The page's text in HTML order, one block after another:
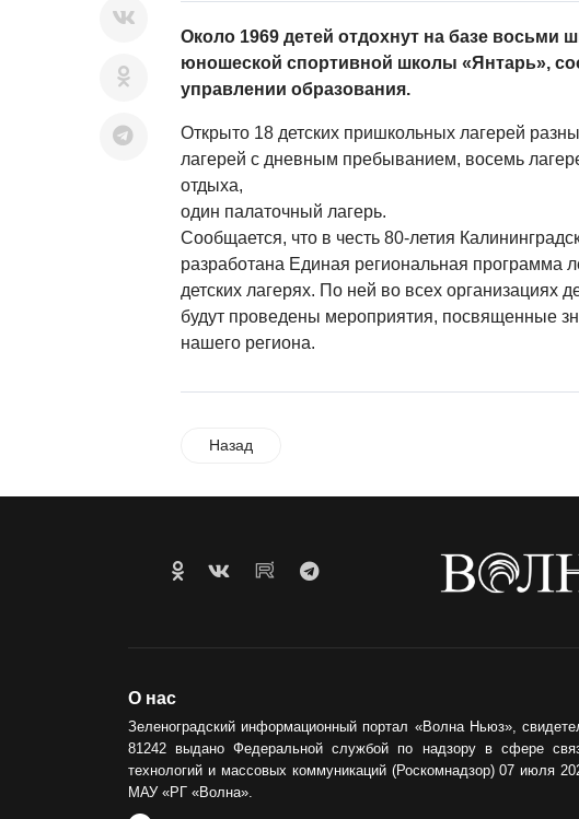
Около 1969 детей отдохнут на базе восьми
юношеской спортивной школы «Янтарь»,
управлении образования.
Открыто 18 детских пришкольных лагерей
лагерей с дневным пребыванием, восемь
отдыха,
один палаточный лагерь.
Сообщается, что в честь 80-летия
разработана Единая региональная программа
детских лагерях. По ней во всех организациях
будут проведены мероприятия, посвященные
нашего региона.
Назад
О нас
Зеленоградский информационный портал «Волна Ньюз»,
81242 выдано Федеральной службой по надзору в сфере
технологий и массовых коммуникаций (Роскомнадзор) 07 июля
МАУ «РГ «Волна».